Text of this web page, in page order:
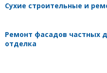
Сухие строительные и
Ремонт фасадов частных
отделка